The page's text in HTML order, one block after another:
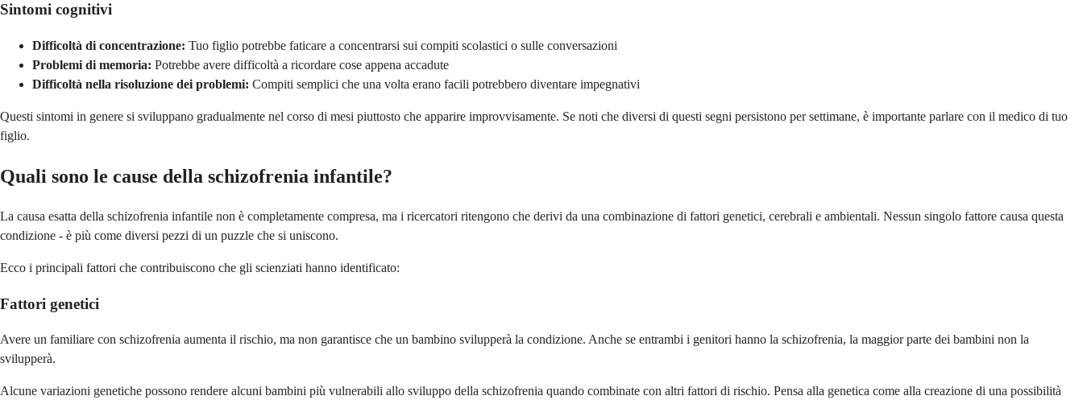
Sintomi cognitivi
Difficoltà di concentrazione: Tuo figlio potrebbe faticare a concentrarsi sui compiti scolastici o sulle conversazioni
Problemi di memoria: Potrebbe avere difficoltà a ricordare cose appena accadute
Difficoltà nella risoluzione dei problemi: Compiti semplici che una volta erano facili potrebbero diventare impegnativi
Questi sintomi in genere si sviluppano gradualmente nel corso di mesi piuttosto che apparire improvvisamente. Se noti che diversi di questi segni persistono per settimane, è importante parlare con il medico di tuo
figlio.
Quali sono le cause della schizofrenia infantile?
La causa esatta della schizofrenia infantile non è completamente compresa, ma i ricercatori ritengono che derivi da una combinazione di fattori genetici, cerebrali e ambientali. Nessun singolo fattore causa questa
condizione - è più come diversi pezzi di un puzzle che si uniscono.
Ecco i principali fattori che contribuiscono che gli scienziati hanno identificato:
Fattori genetici
Avere un familiare con schizofrenia aumenta il rischio, ma non garantisce che un bambino svilupperà la condizione. Anche se entrambi i genitori hanno la schizofrenia, la maggior parte dei bambini non la
svilupperà.
Alcune variazioni genetiche possono rendere alcuni bambini più vulnerabili allo sviluppo della schizofrenia quando combinate con altri fattori di rischio. Pensa alla genetica come alla creazione di una possibilità